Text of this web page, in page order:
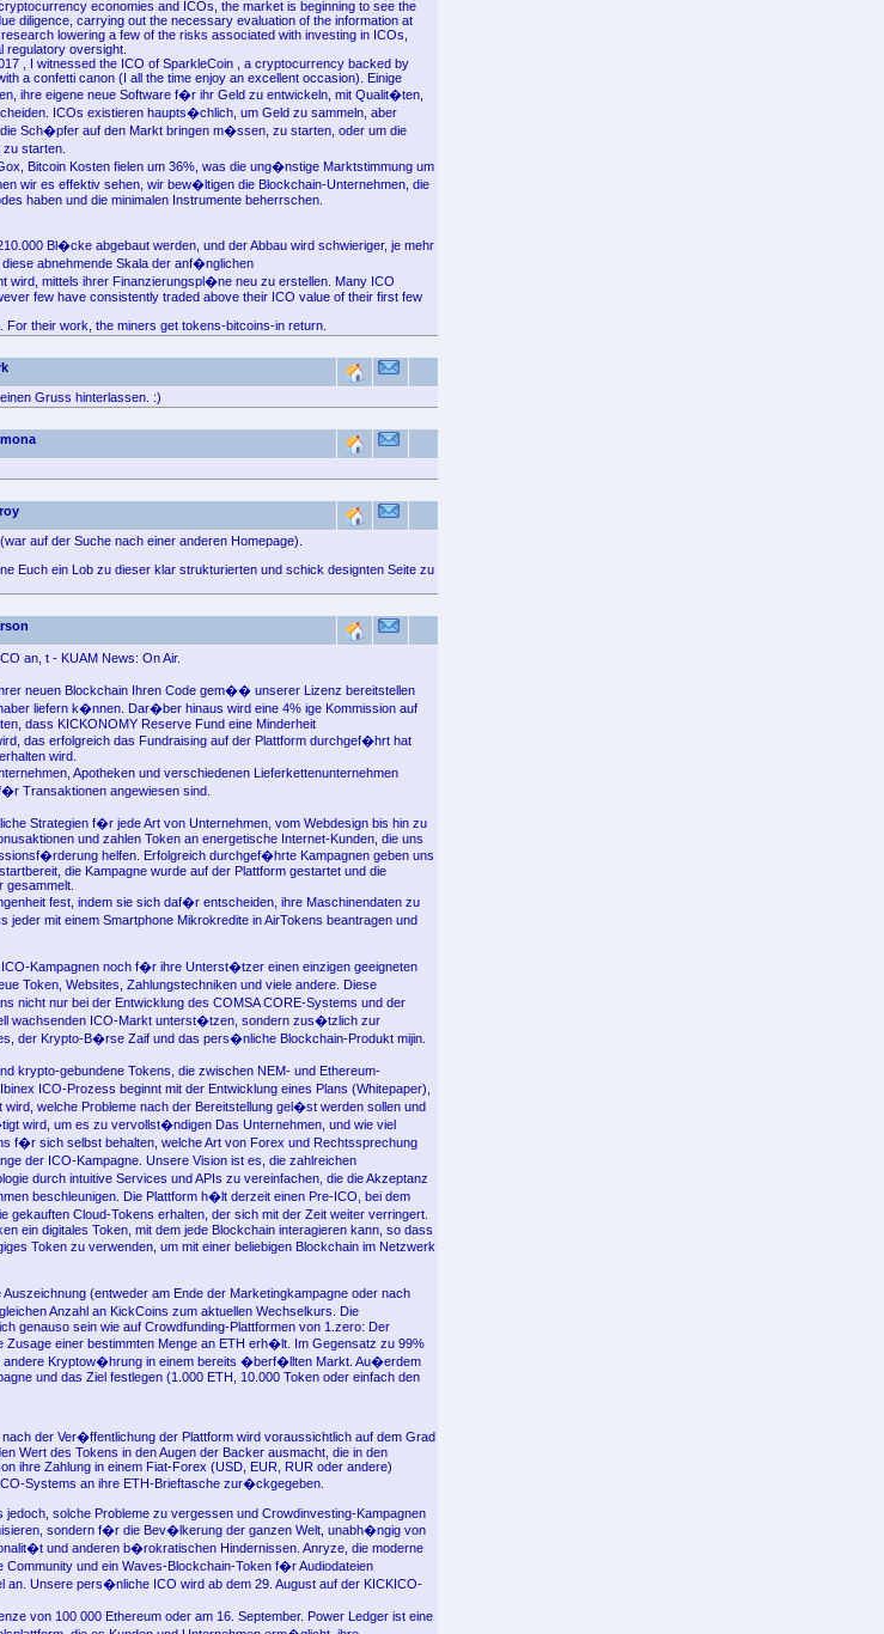
economies and ICOs, the market is beginning to see the
diligence, carrying out the necessary evaluation of the information at
lowering a few of the risks associated with investing in ICOs,
regulatory oversight.
, I witnessed the ICO of SparkleCoin , a cryptocurrency backed by
a confetti canon (I all the time enjoy an excellent occasion). Einige
ihre eigene neue Software f�r ihr Geld zu entwickeln, mit Qualit�ten,
ICOs existieren haupts�chlich, um Geld zu sammeln, aber
Sch�pfer auf den Markt bringen m�ssen, zu starten, oder um die
starten.
Bitcoin Kosten fielen um 36%, was die ung�nstige Marktstimmung um
wir es effektiv sehen, wir bew�ltigen die Blockchain-Unternehmen, die
haben und die minimalen Instrumente beherrschen.
Bl�cke abgebaut werden, und der Abbau wird schwieriger, je mehr
abnehmende Skala der anf�nglichen
mittels ihrer Finanzierungspl�ne neu zu erstellen. Many ICO
few have consistently traded above their ICO value of their first few
their work, the miners get tokens-bitcoins-in return.
Gruss hinterlassen. :)
auf der Suche nach einer anderen Homepage).
Euch ein Lob zu dieser klar strukturierten und schick designten Seite zu
an, t - KUAM News: On Air.
neuen Blockchain Ihren Code gem�� unserer Lizenz bereitstellen
liefern k�nnen. Dar�ber hinaus wird eine 4% ige Kommission auf
dass KICKONOMY Reserve Fund eine Minderheit
das erfolgreich das Fundraising auf der Plattform durchgef�hrt hat
wird.
Apotheken und verschiedenen Lieferkettenunternehmen
Transaktionen angewiesen sind.
Strategien f�r jede Art von Unternehmen, vom Webdesign bis hin zu
und zahlen Token an energetische Internet-Kunden, die uns
helfen. Erfolgreich durchgef�hrte Kampagnen geben uns
die Kampagne wurde auf der Plattform gestartet und die
gesammelt.
fest, indem sie sich daf�r entscheiden, ihre Maschinendaten zu
mit einem Smartphone Mikrokredite in AirTokens beantragen und
Kampagnen noch f�r ihre Unterst�tzer einen einzigen geeigneten
Token, Websites, Zahlungstechniken und viele andere. Diese
nicht nur bei der Entwicklung des COMSA CORE-Systems und der
wachsenden ICO-Markt unterst�tzen, sondern zus�tzlich zur
der Krypto-B�rse Zaif und das pers�nliche Blockchain-Produkt mijin.
krypto-gebundene Tokens, die zwischen NEM- und Ethereum-
ICO-Prozess beginnt mit der Entwicklung eines Plans (Whitepaper),
welche Probleme nach der Bereitstellung gel�st werden sollen und
wird, um es zu vervollst�ndigen Das Unternehmen, und wie viel
f�r sich selbst behalten, welche Art von Forex und Rechtssprechung
der ICO-Kampagne. Unsere Vision ist es, die zahlreichen
durch intuitive Services und APIs zu vereinfachen, die die Akzeptanz
beschleunigen. Die Plattform h�lt derzeit einen Pre-ICO, bei dem
Cloud-Tokens erhalten, der sich mit der Zeit weiter verringert.
ein digitales Token, mit dem jede Blockchain interagieren kann, so dass
Token zu verwenden, um mit einer beliebigen Blockchain im Netzwerk
(entweder am Ende der Marketingkampagne oder nach
Anzahl an KickCoins zum aktuellen Wechselkurs. Die
genauso sein wie auf Crowdfunding-Plattformen von 1.zero: Der
einer bestimmten Menge an ETH erh�lt. Im Gegensatz zu 99%
andere Kryptow�hrung in einem bereits �berf�llten Markt. Au�erdem
und das Ziel festlegen (1.000 ETH, 10.000 Token oder einfach den
der Ver�ffentlichung der Plattform wird voraussichtlich auf dem Grad
Wert des Tokens in den Augen der Backer ausmacht, die in den
ihre Zahlung in einem Fiat-Forex (USD, EUR, RUR oder andere)
Systems an ihre ETH-Brieftasche zur�ckgegeben.
solche Probleme zu vergessen und Crowdinvesting-Kampagnen
sondern f�r die Bev�lkerung der ganzen Welt, unabh�ngig von
und anderen b�rokratischen Hindernissen. Anryze, die moderne
Community und ein Waves-Blockchain-Token f�r Audiodateien
Unsere pers�nliche ICO wird ab dem 29. August auf der KICKICO-
von 100 000 Ethereum oder am 16. September. Power Ledger ist eine